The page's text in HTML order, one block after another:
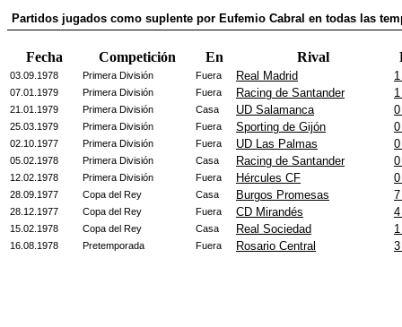
Partidos jugados como suplente por Eufemio Cabral en todas las
Fecha Competición En Rival
03.09.1978 Primera División Fuera Real Madrid
07.01.1979 Primera División Fuera Racing de Santander
21.01.1979 Primera División Casa UD Salamanca
25.03.1979 Primera División Fuera Sporting de Gijón
02.10.1977 Primera División Fuera UD Las Palmas
05.02.1978 Primera División Casa Racing de Santander
12.02.1978 Primera División Fuera Hércules CF
28.09.1977 Copa del Rey Casa Burgos Promesas
28.12.1977 Copa del Rey Fuera CD Mirandés
15.02.1978 Copa del Rey Casa Real Sociedad
16.08.1978 Pretemporada Fuera Rosario Central